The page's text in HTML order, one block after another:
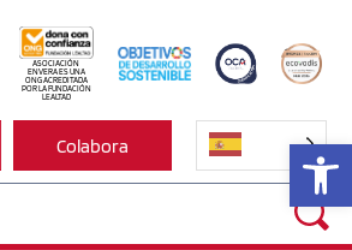
ASOCIACIÓN
ENVERA ES UNA
ONG ACREDITADA
POR LA FUNDACIÓN
LEALTAD
Colabora